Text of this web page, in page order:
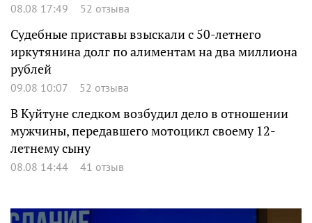
08.08 17:49 52 отзыва
Судебные приставы взыскали с 50-летнего
иркутянина долг по алиментам на два миллиона
рублей
09.08 10:07 52 отзыва
В Куйтуне следком возбудил дело в отношении
мужчины, передавшего мотоцикл своему 12-
летнему сыну
08.08 14:44 41 отзыв